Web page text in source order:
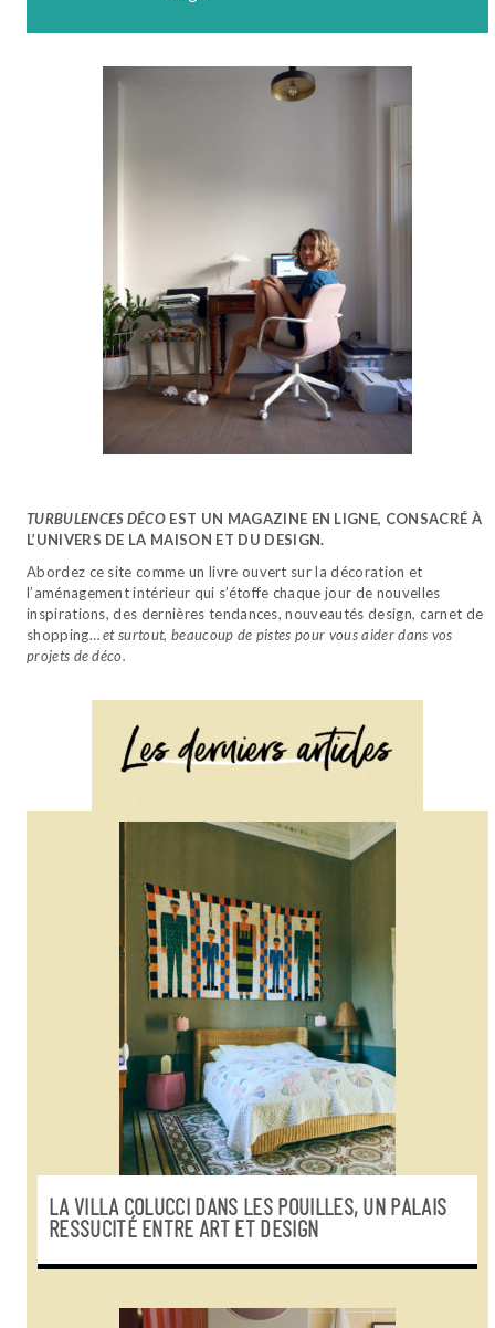
TURBULENCES DÉCO EST UN MAGAZINE EN LIGNE, CONSACRÉ À
L’UNIVERS DE LA MAISON ET DU DESIGN.
Abordez ce site comme un livre ouvert sur la décoration et
l’aménagement intérieur qui s’étoffe chaque jour de nouvelles
inspirations, des dernières tendances, nouveautés design, carnet de
shopping…et surtout, beaucoup de pistes pour vous aider dans vos
projets de déco.
LA VILLA COLUCCI DANS LES POUILLES, UN PALAIS
RESSUCITÉ ENTRE ART ET DESIGN